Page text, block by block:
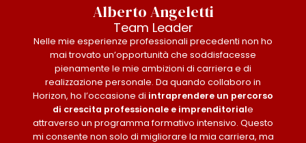
Alberto Angeletti
Team Leader
Nelle mie esperienze professionali precedenti non ho
mai trovato un’opportunità che soddisfacesse
pienamente le mie ambizioni di carriera e di
realizzazione personale. Da quando collaboro in
Horizon, ho l’occasione di intraprendere un percorso
di crescita professionale e imprenditoriale
attraverso un programma formativo intensivo. Questo
mi consente non solo di migliorare la mia carriera, ma